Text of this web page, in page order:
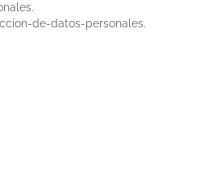
de-datos-personales.